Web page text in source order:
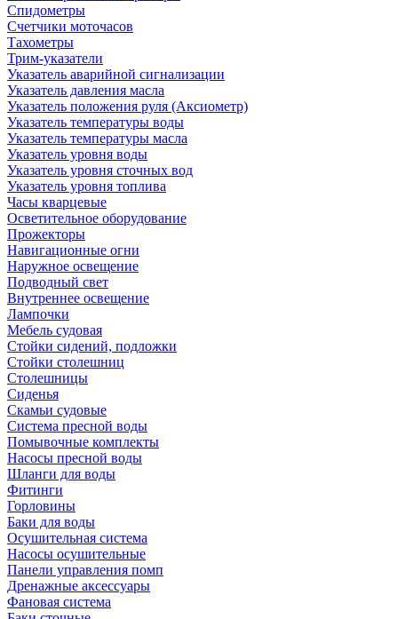
Спидометры
Счетчики моточасов
Тахометры
Трим-указатели
Указатель аварийной сигнализации
Указатель давления масла
Указатель положения руля (Аксиометр)
Указатель температуры воды
Указатель температуры масла
Указатель уровня воды
Указатель уровня сточных вод
Указатель уровня топлива
Часы кварцевые
Осветительное оборудование
Прожекторы
Навигационные огни
Наружное освещение
Подводный свет
Внутреннее освещение
Лампочки
Мебель судовая
Стойки сидений, подложки
Стойки столешниц
Столешницы
Сиденья
Скамьи судовые
Система пресной воды
Помывочные комплекты
Насосы пресной воды
Шланги для воды
Фитинги
Горловины
Баки для воды
Осушительная система
Насосы осушительные
Панели управления помп
Дренажные аксессуары
Фановая система